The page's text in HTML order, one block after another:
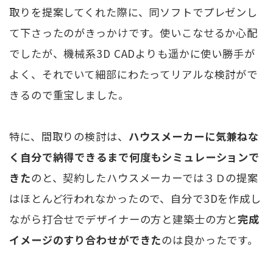
取りを提案してくれた際に、同ソフトでプレゼンし
て下さったのがきっかけです。使いこなせるか心配
でしたが、機械系3D CADよりも遥かに使い勝手が
よく、それでいて細部にわたってリアルな検討がで
きるので重宝しました。
特に、間取りの検討は、 ハウスメーカーに気兼ねな
く自分で納得できるまで何度もシミュレーションで
きたのと、契約したハウスメーカーでは３Ｄの提案
はほとんど行われなかったので、自分で3Dを作成し
ながら打合せでデザイナーの方と建築士の方と完成
イメージのすり合わせができたのは良かったです。